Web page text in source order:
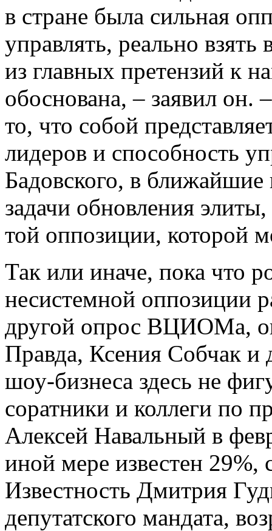
в стране была сильная
управлять, реально
из главных претензий к
обоснована, – заявил
то, что собой
лидеров и способность
Бадовского, в ближайшие
задачи обновления
той оппозиции, которой
Так или иначе, пока что
несистемной оппозиции
другой опрос ВЦИОМа,
Правда, Ксения Собчак и
шоу-бизнеса здесь не
соратники и коллеги по
Алексей Навальный в
иной мере известен 29%,
Известность Дмитрия
депутатского мандата,